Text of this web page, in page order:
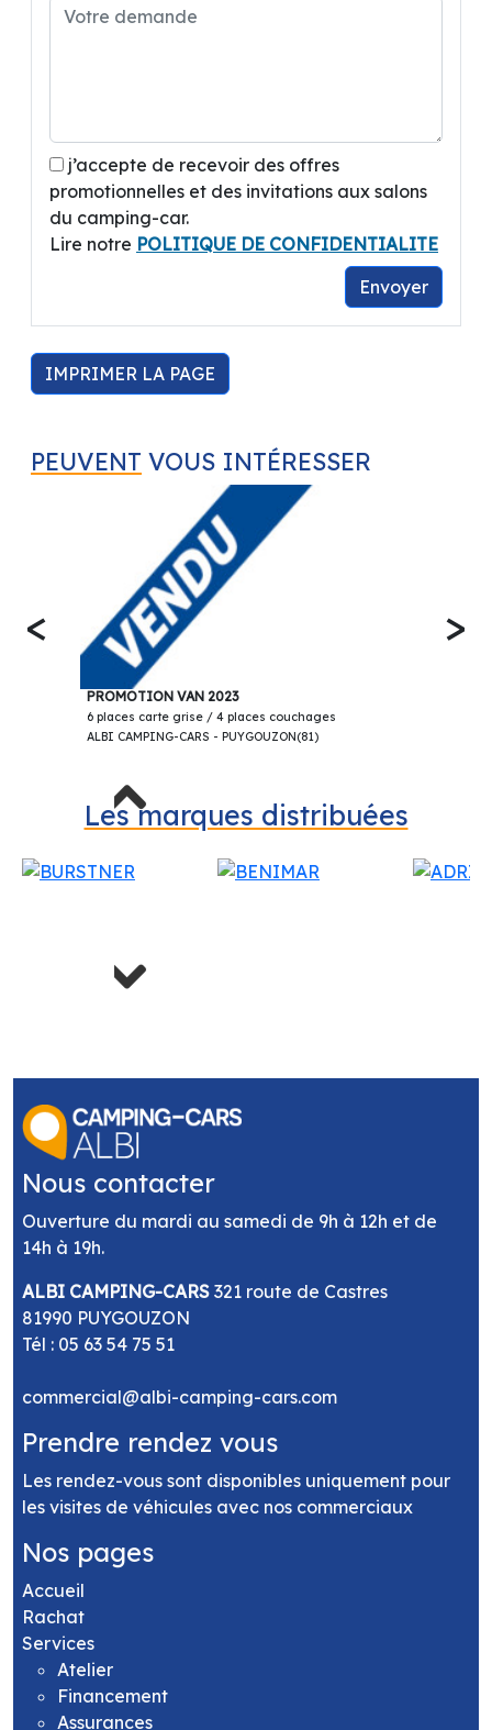
j’accepte de recevoir des offres
promotionnelles et des invitations aux salons
du camping-car.
Lire notre POLITIQUE DE CONFIDENTIALITE
Envoyer
IMPRIMER LA PAGE
PEUVENT VOUS INTÉRESSER
<
STYLEVAN MELBOURNE 4 MOTION 204 DSG7 en
PROMOTION VAN 2023
6 places carte grise / 4 places couchages
ALBI CAMPING-CARS - PUYGOUZON(81)
>
Les marques distribuées
Previous
Nous contacter
Ouverture du mardi au samedi de 9h à 12h et de
14h à 19h.
ALBI CAMPING-CARS 321 route de Castres
81990 PUYGOUZON
Tél : 05 63 54 75 51
commercial@albi-camping-cars.com
Prendre rendez vous
Les rendez-vous sont disponibles uniquement pour
les visites de véhicules avec nos commerciaux
Nos pages
Accueil
Rachat
Services
Atelier
Financement
Assurances